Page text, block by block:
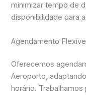
minimizar tempo de
disponibilidade para
Agendamento
Oferecemos
Aeroporto,
horário.